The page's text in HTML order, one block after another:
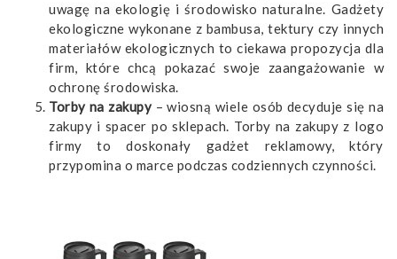
uwagę na ekologię i środowisko naturalne. Gadżety
ekologiczne wykonane z bambusa, tektury czy innych
materiałów ekologicznych to ciekawa propozycja dla
firm, które chcą pokazać swoje zaangażowanie w
ochronę środowiska.
Torby na zakupy– wiosną wiele osób decyduje się na
zakupy i spacer po sklepach. Torby na zakupy z logo
firmy to doskonały gadżet reklamowy, który
przypomina o marce podczas codziennych czynności.